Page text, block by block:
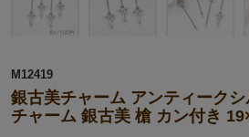
M12419
銀古美チャーム アンティーク
チャーム 銀古美 槍 カン付き